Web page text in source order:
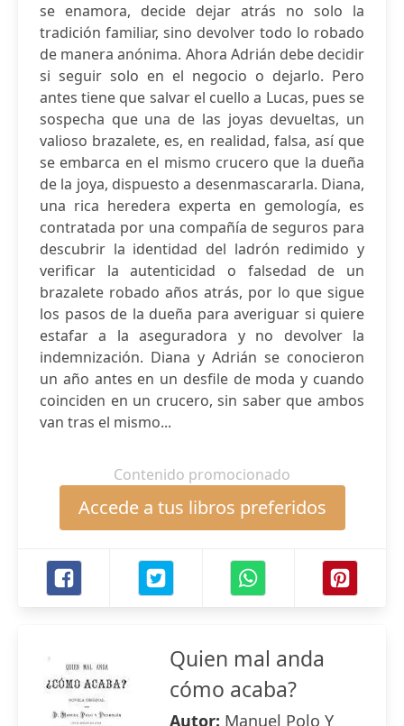
se enamora, decide dejar atrás no solo la
tradición familiar, sino devolver todo lo robado
de manera anónima. Ahora Adrián debe decidir
si seguir solo en el negocio o dejarlo. Pero
antes tiene que salvar el cuello a Lucas, pues se
sospecha que una de las joyas devueltas, un
valioso brazalete, es, en realidad, falsa, así que
se embarca en el mismo crucero que la dueña
de la joya, dispuesto a desenmascararla. Diana,
una rica heredera experta en gemología, es
contratada por una compañía de seguros para
descubrir la identidad del ladrón redimido y
verificar la autenticidad o falsedad de un
brazalete robado años atrás, por lo que sigue
los pasos de la dueña para averiguar si quiere
estafar a la aseguradora y no devolver la
indemnización. Diana y Adrián se conocieron
un año antes en un desfile de moda y cuando
coinciden en un crucero, sin saber que ambos
van tras el mismo...
Contenido promocionado
Accede a tus libros preferidos
Quien mal anda
cómo acaba?
Autor: Manuel Polo Y